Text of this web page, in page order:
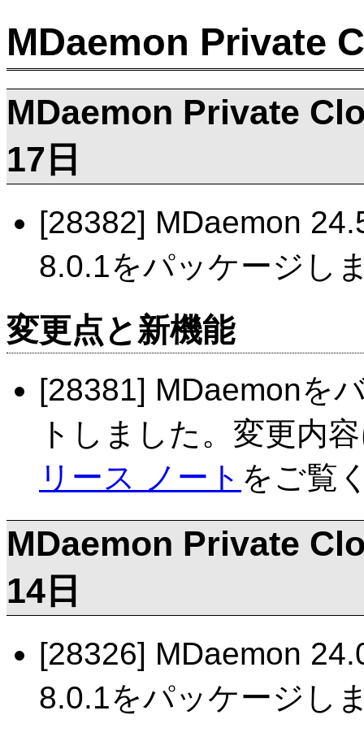
MDaemon Private
MDaemon Private
17日
[28382] MDaemon
8.0.1をパッケージし
変更点と新機能
[28381] MDaemonを
トしました。変更内
リース ノート をご覧
MDaemon Private
14日
[28326] MDaemon
8.0.1をパッケージし